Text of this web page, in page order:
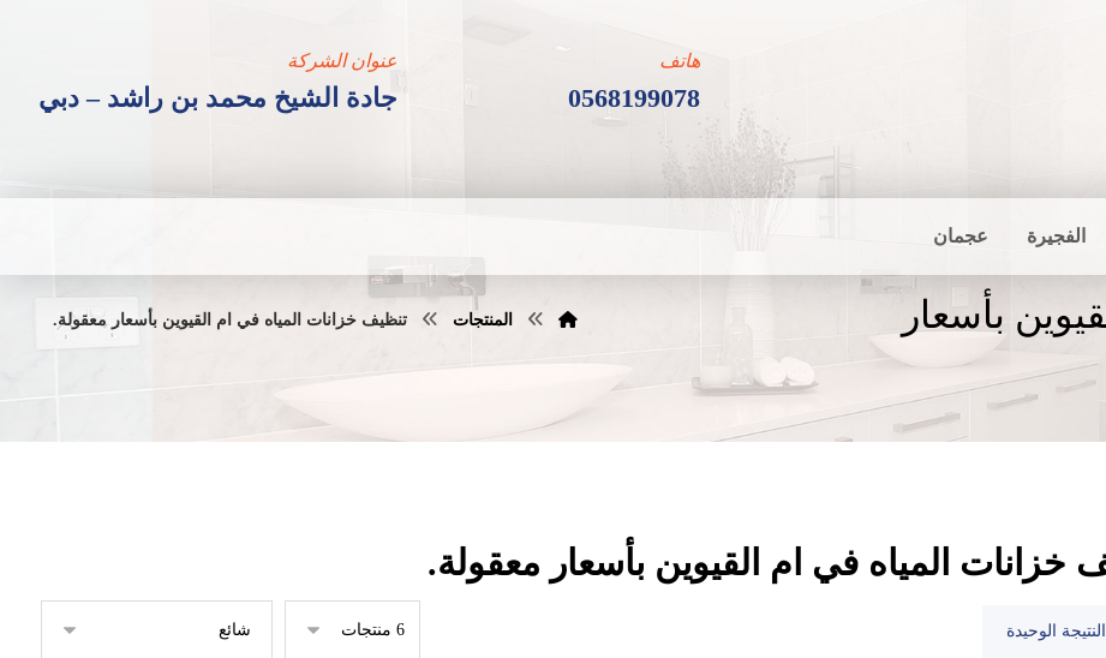
عنوان الشركة
جادة الشيخ محمد بن راشد – دبي
هاتف
0568199078
الفجيرة عجمان
بأسعار
المنتجات تنظيف خزانات المياه في ام القيوين بأسعار معقولة.
خزانات المياه في ام القيوين بأسعار معقولة.
الوحيدة